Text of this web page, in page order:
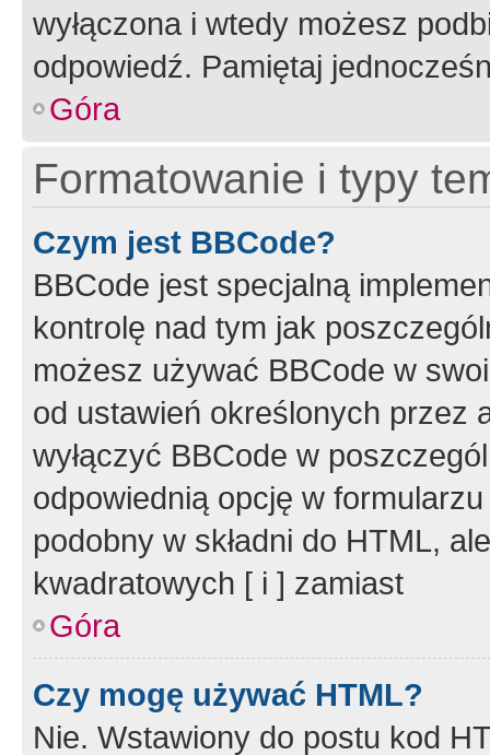
wyłączona i wtedy możesz
odpowiedź. Pamiętaj
Góra
Formatowanie i typy
Czym jest BBCode?
BBCode jest specjalną
kontrolę nad tym jak
możesz używać BBCode w
od ustawień określonych przez
wyłączyć BBCode w
odpowiednią opcję w
podobny w składni do HTML,
kwadratowych [ i ] zamiast
Góra
Czy mogę używać HTML?
Nie. Wstawiony do postu kod